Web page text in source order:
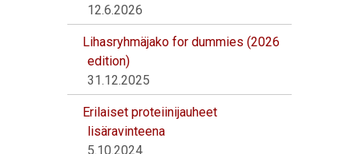
12.6.2026
Lihasryhmäjako for dummies (2026
edition)
31.12.2025
Erilaiset proteiinijauheet
lisäravinteena
5.10.2024